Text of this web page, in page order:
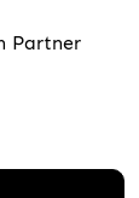
Partner